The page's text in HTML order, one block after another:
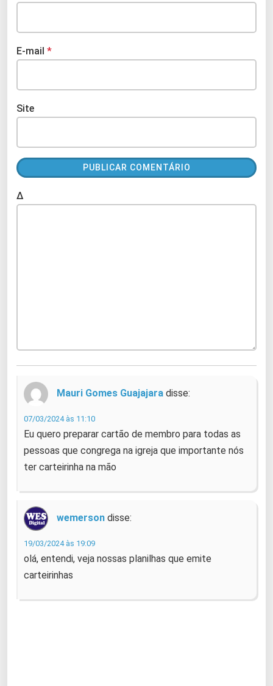
E-mail *
Site
Δ
Mauri Gomes Guajajara disse:
07/03/2024 às 11:10
Eu quero preparar cartão de membro para todas as
pessoas que congrega na igreja que importante nós
ter carteirinha na mão
wemerson disse:
19/03/2024 às 19:09
olá, entendi, veja nossas planilhas que emite
carteirinhas